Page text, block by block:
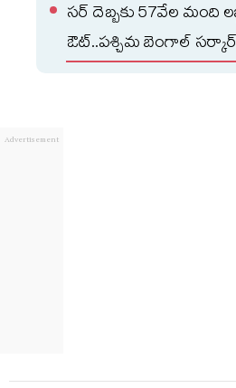
సర్ దెబ్బకు 57వేల మంది
ఔట్..పశ్చిమ బెంగాల్